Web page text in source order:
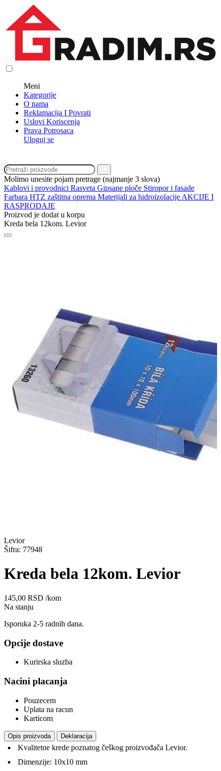
Meni
Kategorije
O nama
Reklamacija I Povrati
Uslovi Koriscenja
Prava Potrosaca
Uloguj se
Molimo unesite pojam pretrage (najmanje 3 slova)
Kablovi i provodnici Rasveta Gipsane ploče Stiropor i fasade
Farbara HTZ zaštitna oprema Materijali za hidroizolacije AKCIJE I
RASPRODAJE
Proizvod je dodat u korpu
Kreda bela 12kom. Levior
Levior
Šifra: 77948
Kreda bela 12kom. Levior
145,00 RSD /kom
Na stanju
Isporuka 2-5 radnih dana.
Opcije dostave
Kurirska sluzba
Nacini placanja
Pouzecem
Uplata na racun
Karticom
Opis proizvoda Deklaracija
Kvalitetne krede poznatog češkog proizvođača Levior.
Dimenzije: 10x10 mm